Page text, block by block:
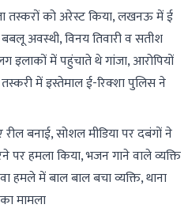
को अरेस्ट किया, लखनऊ में ई
अवस्थी, विनय तिवारी व सतीश
इलाकों में पहुंचाते थे गांजा, आरोपियों
में इस्तेमाल ई-रिक्शा पुलिस ने
बनाई, सोशल मीडिया पर दबंगों ने
पर हमला किया, भजन गाने वाले व्यक्ति
हमले में बाल बाल बचा व्यक्ति, थाना
मामला